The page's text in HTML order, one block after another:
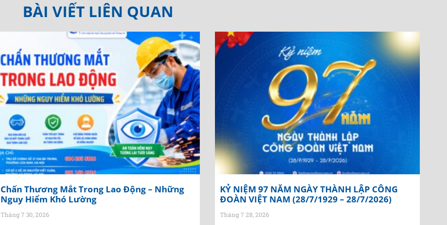
BÀI VIẾT LIÊN QUAN
Chấn Thương Mắt Trong Lao Động – Những
Nguy Hiểm Khó Lường
Tháng 7 30, 2026
KỶ NIỆM 97 NĂM NGÀY THÀNH LẬP CÔNG
ĐOÀN VIỆT NAM (28/7/1929 – 28/7/2026)
Tháng 7 28, 2026